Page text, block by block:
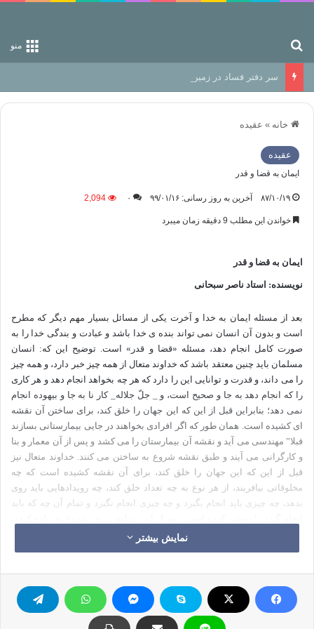
منو
سر دفتر فساد در زمین‌، دوری وکناره‌گیری از راه خداست‌!
خانه » عقیده
عقیده
ایمان به قضا و قدر
۸۷/۱۰/۱۹ آخرین به روز رسانی: ۹۹/۰۱/۱۶ ۰ 2,094
خواندن این مطلب 9 دقیقه زمان میبرد
ایمان به قضا و قدر
نویسنده: استاد ناصر سبحانی
بعد از مسئله ایمان به خدا و آخرت یکی از مسائل بسیار مهم دیگر که مطرح
است و بدون آن انسان نمی تواند بنده ی خدا باشد و عبادت و بندگی خدا را به
صورت کامل انجام دهد، مسئله «قضا و قدر» است. توضیح این که: انسان
مسلمان باید چنین معتقد باشد که خداوند متعال از همه چیز خبر دارد، و همه چیز
را می داند، و قدرت و توانایی این را دارد که هر چه بخواهد انجام دهد و هر کاری
را که انجام دهد به جا و صحیح است، و _ جلّ جلاله_ کار نا به جا و بیهوده انجام
نمی دهد؛ بنابراین قبل از این که این جهان را خلق کند، برای ساختن آن نقشه
ای کشیده است. همان طور که اگر افرادی بخواهند در جایی بیمارستانی بسازند
قبلا” مهندسی می آید و نقشه آن بیمارستان را می کشد و پس از آن معمار و بنا
و کارگرانی می آیند و طبق نقشه شروع به ساختن می کنند. خداوند متعال نیز
قبل از این که این جهان را خلق کند، برای آن نقشه کشیده است که چه
مخلوقاتی بیافریند، از هر نوع به چه تعداد خلق کند، چه رویدادهایی باید روی
بدهد، چه چیزی باید انجام بگیرد و چه چیزی انجام نگیرد و تمام آن چه که باید
آن کرده است. قبل از هر چیز آب را پدید آورد و پس از آن، آب را به دود تبدیل
کرد و پس از آن آسمان ها و زمین و آن چه را در میان آنهاست از آن ایجاد کرد و
روزگار دیگر ساخته شد و به طور کلی تمام جهان را در شش روز آفرید. هر روز
خدا زمانی بسیار طولانی است. در همان نقشه این نیز را مشخص کرده است
که مخلوقی را به وجود آورد که هم علم و دانش داشته باشد و خیر و شر و و
نمایش بیشتر